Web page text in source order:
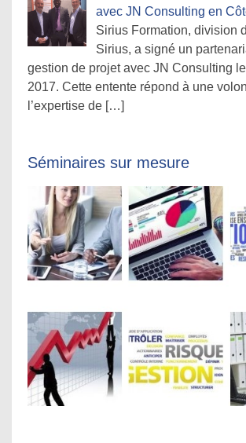
avec JN Consulting en
Sirius Formation, division
Sirius, a signé un
gestion de projet avec JN Consulting
2017. Cette entente répond à une
l’expertise de […]
Séminaires sur mesure